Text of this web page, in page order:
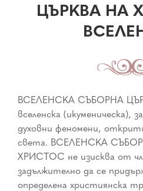
ЦЪРКВА НА
ВСЕЛЕНСКА СЪБОРНА
вселенска (икуменическа),
духовни феномени,
света. ВСЕЛЕНСКА
ХРИСТОС не изисква от
задължително да се
определена християнска